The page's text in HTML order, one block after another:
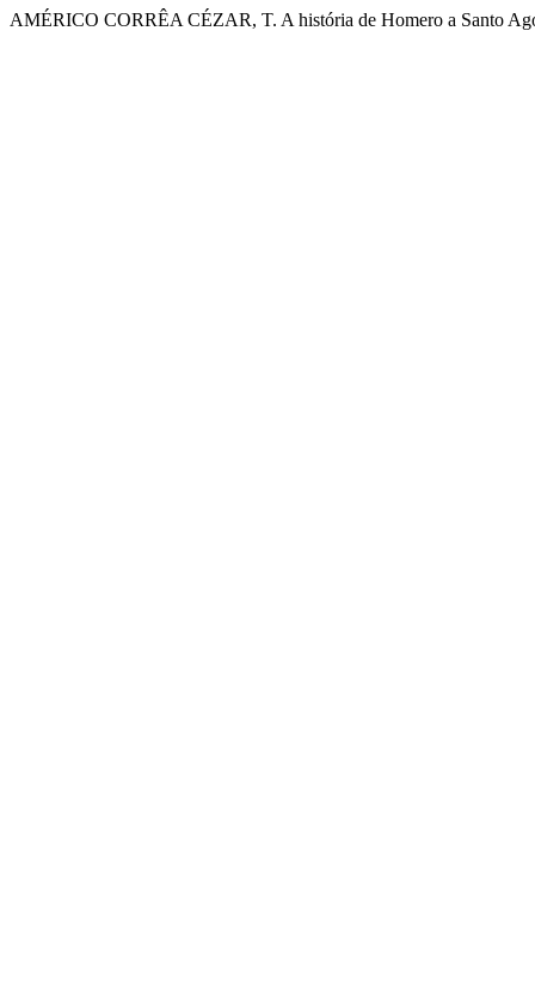
AMÉRICO CORRÊA CÉZAR, T. A história de Homero a Santo